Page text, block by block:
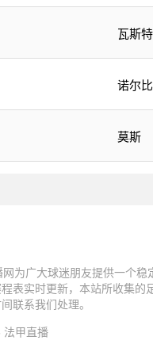
瓦斯
诺尔比
莫斯
网为广大球迷朋友提供一个
表实时更新，本站所收集的
联系我们处理。
甲直播